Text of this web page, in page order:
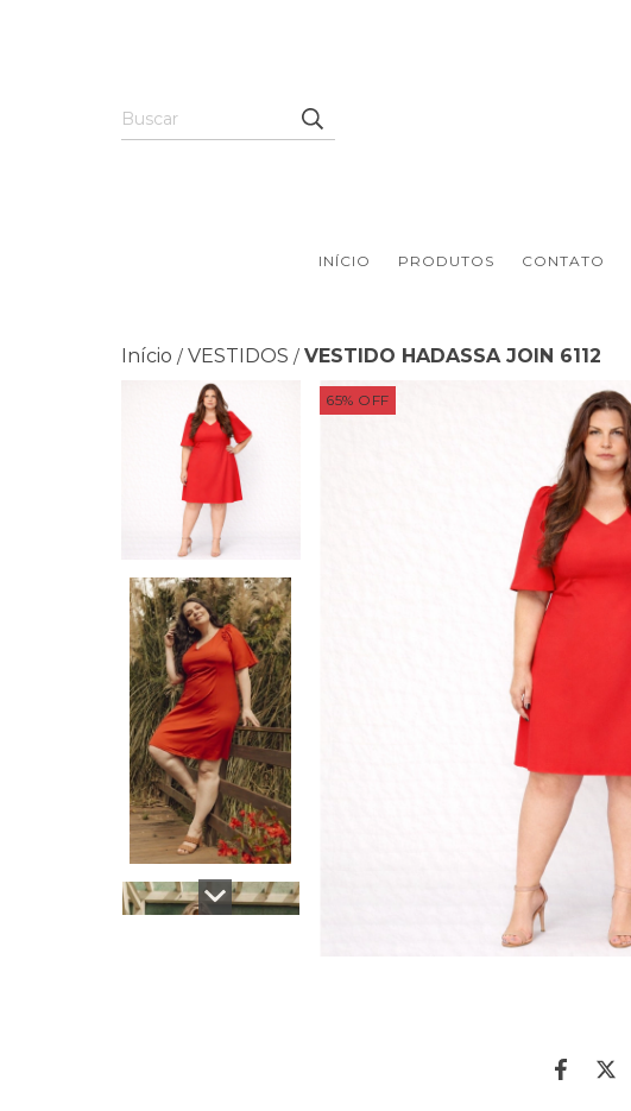
INÍCIO PRODUTOS CONTATO
Início / VESTIDOS / VESTIDO HADASSA JOIN 6112
65% OFF